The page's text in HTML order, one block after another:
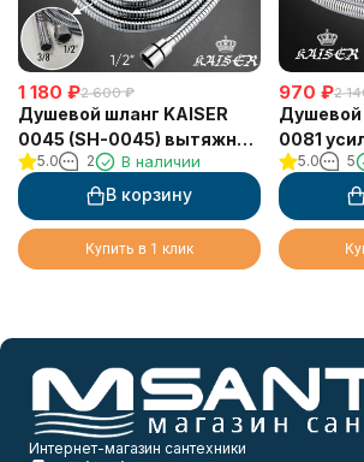
1 180 ₽2 600 ₽
Душевой шланг KAISER
0045 (SH-0045) вытяжной
для джакузи 2,0м мет.
G1/2*M3/8 с доп. гайкой на
1/2
5.0 2 В наличии
В корзину
Купить в 1 клик
970 ₽2
Душевой
0081
оплётке
стали,
5.0 5
Интернет-магазин сантехники